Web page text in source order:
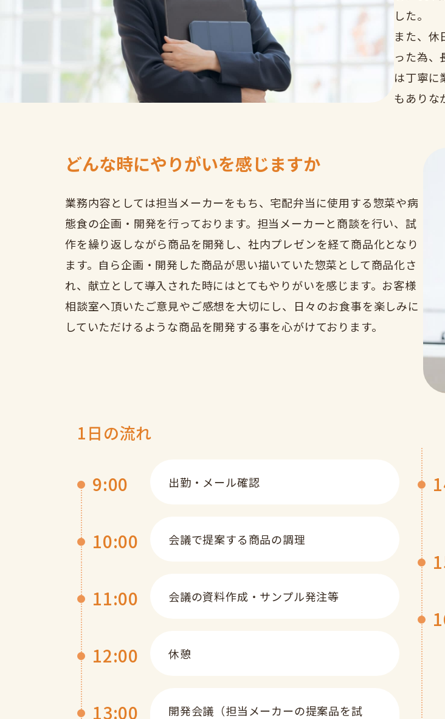
した。
また、休
った為、
は丁寧に
もありな
どんな時にやりがいを感じますか
業務内容としては担当メーカーをもち、宅配弁当に使用する惣菜や病
態食の企画・開発を行っております。担当メーカーと商談を行い、試
作を繰り返しながら商品を開発し、社内プレゼンを経て商品化となり
ます。自ら企画・開発した商品が思い描いていた惣菜として商品化さ
れ、献立として導入された時にはとてもやりがいを感じます。お客様
相談室へ頂いたご意見やご感想を大切にし、日々のお食事を楽しみに
していただけるような商品を開発する事を心がけております。
1日の流れ
9:00 出勤・メール確認
10:00 会議で提案する商品の調理
11:00 会議の資料作成・サンプル発注等
12:00 休憩
13:00 開発会議（担当メーカーの提案品を試